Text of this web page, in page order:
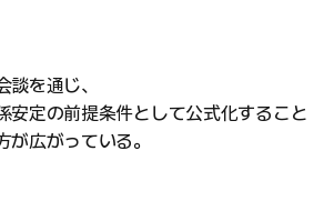
を通じ、
安定の前提条件として公式化すること
が広がっている。